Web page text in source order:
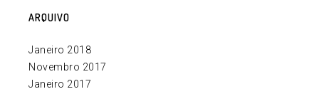
ARQUIVO
Janeiro 2018
Novembro 2017
Janeiro 2017